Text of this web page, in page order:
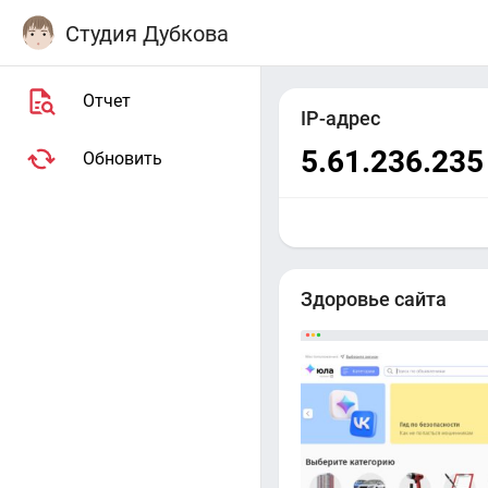
Студия Дубкова
Отчет
Обновить
IP-адрес
5.61.236.235
Здоровье сайта